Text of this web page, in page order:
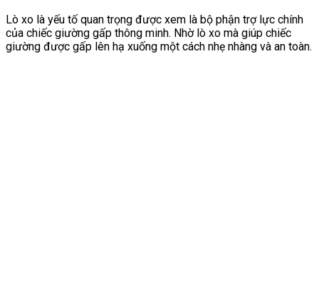
Lò xo là yếu tố quan trọng được xem là bộ phận trợ lực chính
của chiếc giường gấp thông minh. Nhờ lò xo mà giúp chiếc
giường được gấp lên hạ xuống một cách nhẹ nhàng và an toàn.